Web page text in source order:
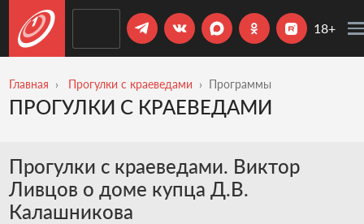
18+
Главная Прогулки с краеведами Программы
ПРОГУЛКИ С КРАЕВЕДАМИ
Прогулки с краеведами. Виктор
Ливцов о доме купца Д.В.
Калашникова